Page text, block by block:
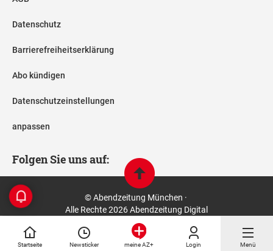
Startseite Newsticker meine AZ+ Login Menü
Datenschutz
Barrierefreiheitserklärung
Abo kündigen
Datenschutzeinstellungen
anpassen
Folgen Sie uns auf:
© Abendzeitung München ·
Alle Rechte 2026 Abendzeitung Digital